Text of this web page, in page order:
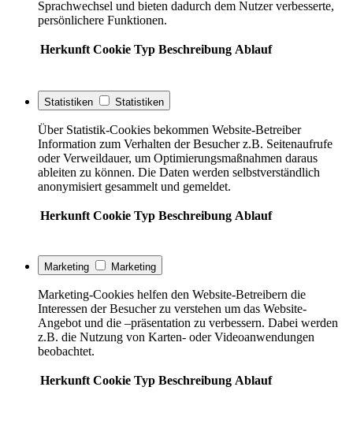
Sprachwechsel und bieten dadurch dem Nutzer verbesserte,
persönlichere Funktionen.
Herkunft Cookie Typ Beschreibung Ablauf
Statistiken Statistiken
Über Statistik-Cookies bekommen Website-Betreiber
Information zum Verhalten der Besucher z.B. Seitenaufrufe
oder Verweildauer, um Optimierungsmaßnahmen daraus
ableiten zu können. Die Daten werden selbstverständlich
anonymisiert gesammelt und gemeldet.
Herkunft Cookie Typ Beschreibung Ablauf
Marketing Marketing
Marketing-Cookies helfen den Website-Betreibern die
Interessen der Besucher zu verstehen um das Website-
Angebot und die –präsentation zu verbessern. Dabei werden
z.B. die Nutzung von Karten- oder Videoanwendungen
beobachtet.
Herkunft Cookie Typ Beschreibung Ablauf